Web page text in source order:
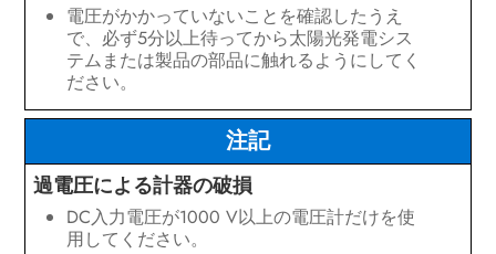
電圧がかかっていないことを確認したうえ
で、必ず5分以上待ってから太陽光発電シス
テムまたは製品の部品に触れるようにしてく
ださい。
注記
過電圧による計器の破損
DC入力電圧が1000 V以上の電圧計だけを使
用してください。
仕様一覧
交換用部品と付属品
お問い合わせ